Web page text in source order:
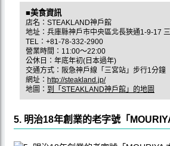
■美食資訊
店名：STEAKLAND神戶館
地址：兵庫縣神戶市中央區北長狹通1-9-17
TEL：+81-78-332-2900
營業時間：11:00〜22:00
公休日：年底年初(日本過年)
交通方式：阪急神戶線「三宮站」步行1分鐘
網址： http://steakland.jp/
地圖： 到「STEAKLAND神戶館」的地圖
5. 明治18年創業的老字號「